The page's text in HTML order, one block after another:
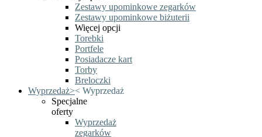
Zestawy upominkowe zegarków
Zestawy upominkowe biżuterii
Więcej opcji
Torebki
Portfele
Posiadacze kart
Torby
Breloczki
Wyprzedaż>< Wyprzedaż
Specjalne
oferty
Wyprzedaż
zegarków